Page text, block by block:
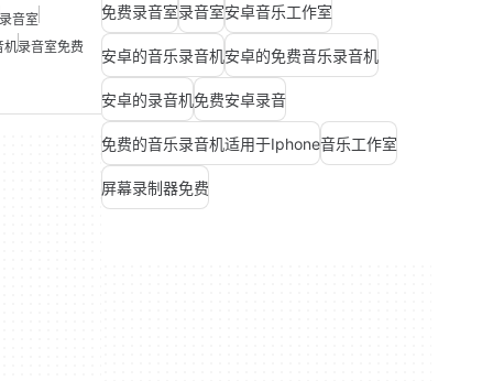
录音室
机录音室免费
免费录音室录音室安卓音乐工作室
安卓的音乐录音机安卓的免费音乐录音机
安卓的录音机免费安卓录音
免费的音乐录音机适用于Iphone音乐工作室
屏幕录制器免费